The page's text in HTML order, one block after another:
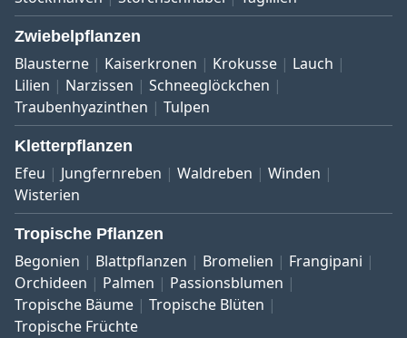
Zwiebelpflanzen
Blausterne Kaiserkronen Krokusse
Lauch
Lilien
Narzissen
Schneeglöckchen
Traubenhyazinthen
Tulpen
Kletterpflanzen
Efeu Jungfernreben Waldreben
Winden
Wisterien
Tropische Pflanzen
Begonien Blattpflanzen Bromelien
Frangipani
Orchideen
Palmen
Passionsblumen
Tropische Bäume
Tropische Blüten
Tropische Früchte